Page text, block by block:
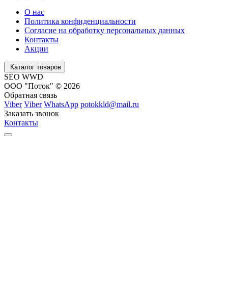
О нас
Политика конфиденциальности
Согласие на обработку персональных данных
Контакты
Акции
Каталог товаров
SEO WWD
ООО "Поток" © 2026
Обратная связь
Viber Viber WhatsApp potokkld@mail.ru
Заказать звонок
Контакты